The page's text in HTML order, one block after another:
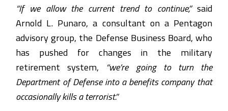
“If we allow the current trend to continue,”said
Arnold L. Punaro, a consultant on a Pentagon
advisory group, the Defense Business Board, who
has pushed for changes in the military
retirement system, “we’re going to turn the
Department of Defense into a benefits company that
occasionally kills a terrorist.”